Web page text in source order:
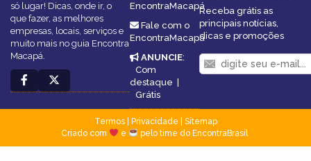
só lugar! Dicas, onde ir, o
que fazer, as melhores
empresas, locais, serviços e
muito mais no guia Encontra
Macapá.
EncontraMacapá
Fale com o
EncontraMacapá
ANUNCIE:
Com
destaque
Grátis
Receba grátis as
principais notícias,
dicas e promoções
Termos| Privacidade
Sitemap
Criado com
e pelo time do EncontraBrasil